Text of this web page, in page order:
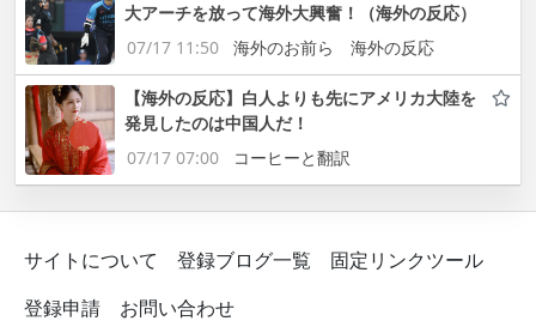
大アーチを放って海外大興奮！（海外の反応）
07/17 11:50
海外のお前ら 海外の反応
【海外の反応】白人よりも先にアメリカ大陸を
発見したのは中国人だ！
07/17 07:00
コーヒーと翻訳
サイトについて 登録ブログ一覧
固定リンクツール
登録申請
お問い合わせ